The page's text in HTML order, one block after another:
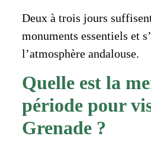
Deux à trois jours
monuments essentiels et
l’atmosphère andalouse.
Quelle est la
période pour
Grenade ?